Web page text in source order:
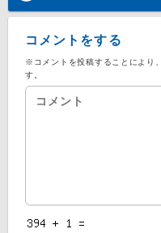
コメントをする
※コメントを投稿することにより、
す。